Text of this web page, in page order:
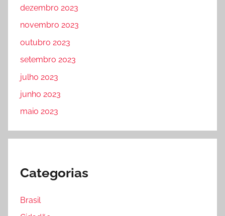
dezembro 2023
novembro 2023
outubro 2023
setembro 2023
julho 2023
junho 2023
maio 2023
Categorias
Brasil